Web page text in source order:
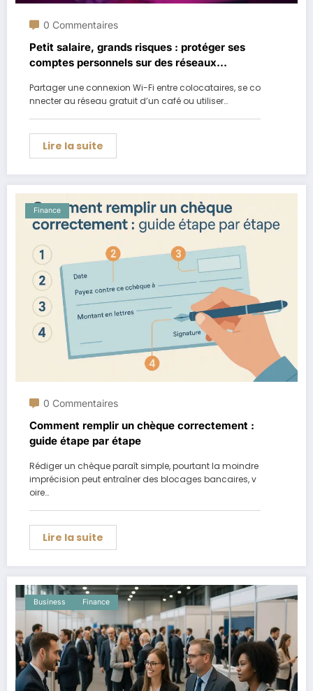
0 Commentaires
Petit salaire, grands risques : protéger ses
comptes personnels sur des réseaux
Partager une connexion Wi-Fi entre colocataires, se co
nnecter au réseau gratuit d’un café ou utiliser…
Lire la suite
Finance
0 Commentaires
Comment remplir un chèque correctement :
guide étape par étape
Rédiger un chèque paraît simple, pourtant la moindre
imprécision peut entraîner des blocages bancaires, v
oire…
Lire la suite
Business Finance